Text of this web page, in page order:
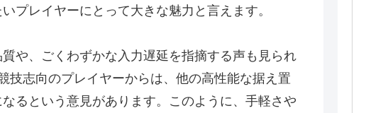
プレイヤーにとって大きな魅力と言えます。
や、ごくわずかな入力遅延を指摘する声も見られ
技志向のプレイヤーからは、他の高性能な据え置
るという意見があります。このように、手軽さや